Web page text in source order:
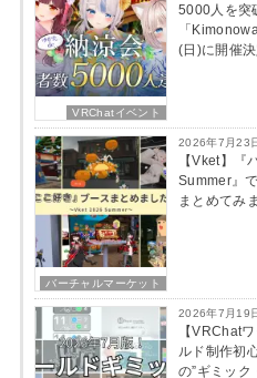
VRChatイベント
5000人を突
「
(日)に開催
バーチャルマーケット
2026年7月23
【Vket】『
Summer』
まとめてみ
2026年7月19
【VRChat
ルド制作初
の”ギミック